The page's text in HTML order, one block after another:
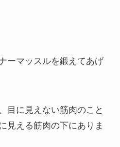
ーマッスルを鍛えてあげ
目に見えない筋肉のこと
見える筋肉の下にありま